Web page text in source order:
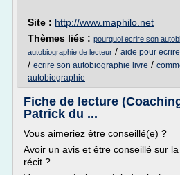
Site : http://www.maphilo.net
Thèmes liés : pourquoi ecrire son
autobiographie de lecteur / aide pour
/ ecrire son autobiographie livre /
autobiographie
Fiche de lecture
Patrick du ...
Vous aimeriez être conseillé(e) ?
Avoir un avis et être conseillé sur
récit ?